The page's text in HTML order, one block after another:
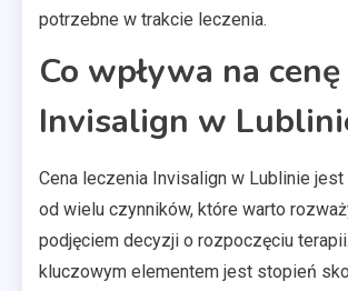
potrzebne w trakcie leczenia.
Co wpływa na cenę
Invisalign w
Cena leczenia Invisalign w Lublinie jest
od wielu czynników, które warto
podjęciem decyzji o rozpoczęciu
kluczowym elementem jest stopień